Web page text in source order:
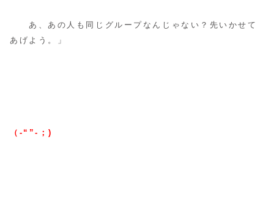
あ、あの人も同じグループなんじゃない？先いかせて
あげよう。」
（-“”-；)